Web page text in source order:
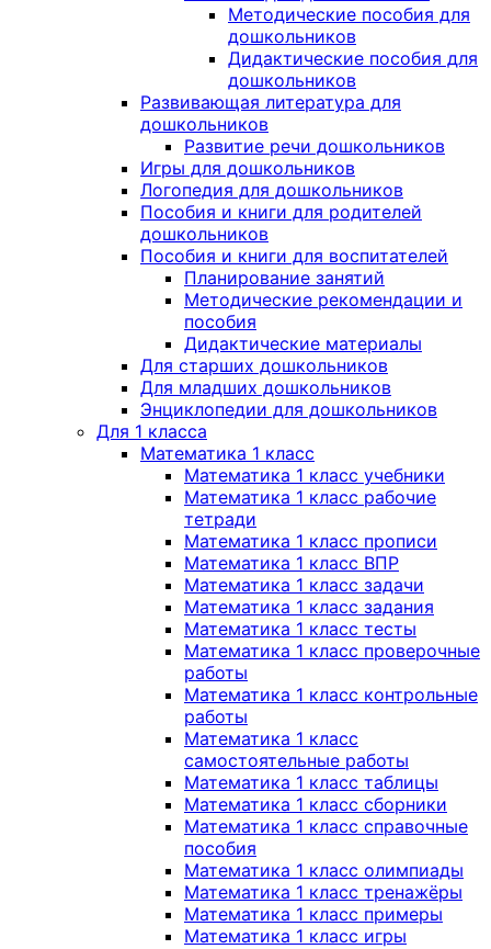
Методические пособия для
дошкольников
Дидактические пособия для
дошкольников
Развивающая литература для
дошкольников
Развитие речи дошкольников
Игры для дошкольников
Логопедия для дошкольников
Пособия и книги для родителей
дошкольников
Пособия и книги для воспитателей
Планирование занятий
Методические рекомендации и
пособия
Дидактические материалы
Для старших дошкольников
Для младших дошкольников
Энциклопедии для дошкольников
Для 1 класса
Математика 1 класс
Математика 1 класс учебники
Математика 1 класс рабочие
тетради
Математика 1 класс прописи
Математика 1 класс ВПР
Математика 1 класс задачи
Математика 1 класс задания
Математика 1 класс тесты
Математика 1 класс проверочные
работы
Математика 1 класс контрольные
работы
Математика 1 класс
самостоятельные работы
Математика 1 класс таблицы
Математика 1 класс сборники
Математика 1 класс справочные
пособия
Математика 1 класс олимпиады
Математика 1 класс тренажёры
Математика 1 класс примеры
Математика 1 класс игры